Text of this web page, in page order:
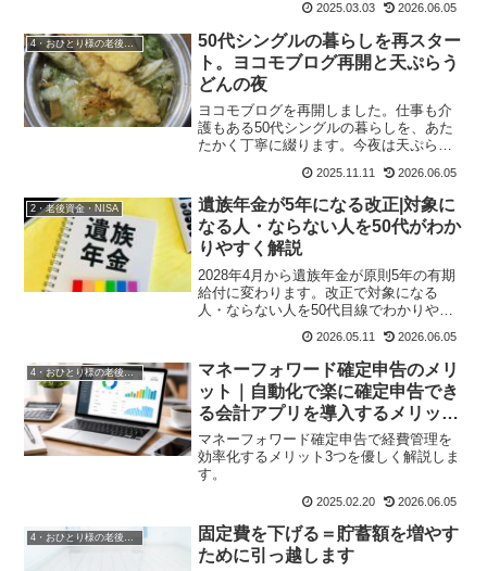
ンをご紹介します。朝の時間：シンプル
な和朝食と準備朝は7時過ぎに起床。慌た
だしい1日の始まりで...
2025.03.03 2026.06.05
4・おひとり様の老後準備
50代シングルの暮らしを再スター
ト。ヨコモブログ再開と天ぷらう
どんの夜
ヨコモブログを再開しました。仕事も介
護もある50代シングルの暮らしを、あた
たかく丁寧に綴ります。今夜は天ぷらう
2025.11.11 2026.06.05
2・老後資金・NISA
遺族年金が5年になる改正|対象に
なる人・ならない人を50代がわか
りやすく解説
2028年4月から遺族年金が原則5年の有期
給付に変わります。改正で対象になる
人・ならない人を50代目線でわかりやす
コモがご紹介します。2026.05.11 2026.06.05
4・おひとり様の老後準備
マネーフォワード確定申告のメリ
ット｜自動化で楽に確定申告でき
る会計アプリを導入するメリット
3つ
マネーフォワード確定申告で経費管理を
効率化するメリット3つを優しく解説しま
す。
2025.02.20 2026.06.05
固定費を下げる＝貯蓄額を増やす
ために引っ越します